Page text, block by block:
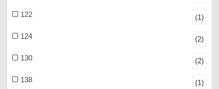
122 (1)
124 (2)
130 (2)
138 (1)